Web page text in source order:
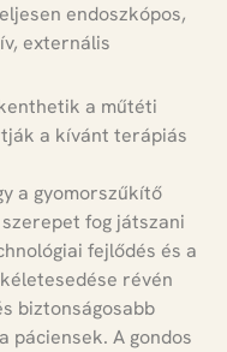
endoszkópos,
externális
a műtéti
a kívánt terápiás
a gyomorszűkítő
fog játszani
fejlődés és a
révén
biztonságosabb
páciensek. A gondos